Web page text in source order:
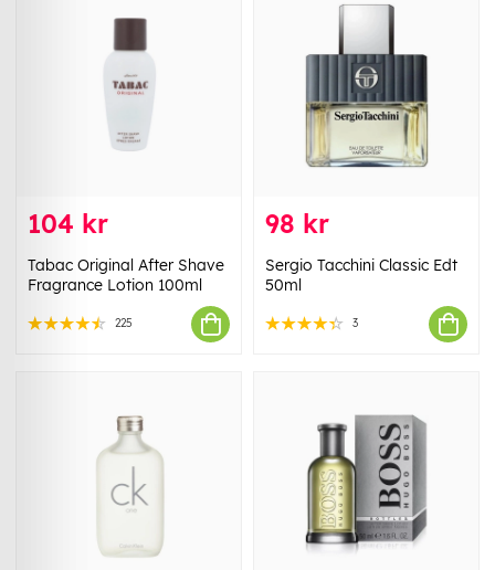
104 kr
Tabac Original After Shave
Fragrance Lotion 100ml
225
98 kr
Sergio Tacchini Classic Edt
50ml
3